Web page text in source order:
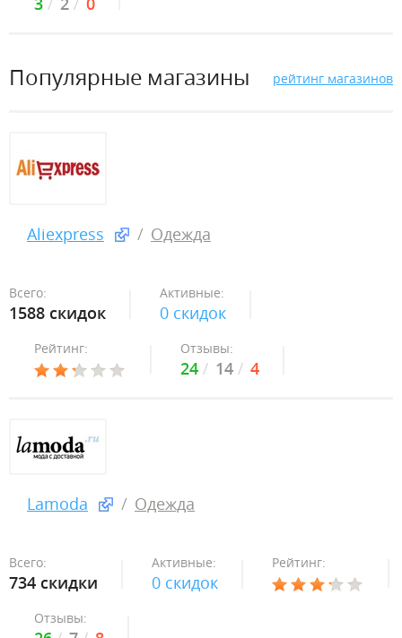
Популярные магазины рейтинг магазинов
Aliexpress Одежда
Всего:
1588 скидок
Активные:
0 скидок
Рейтинг: Отзывы:
24 14 4
Lamoda Одежда
Всего:
734 скидки
Активные:
0 скидок
Рейтинг:
Отзывы: